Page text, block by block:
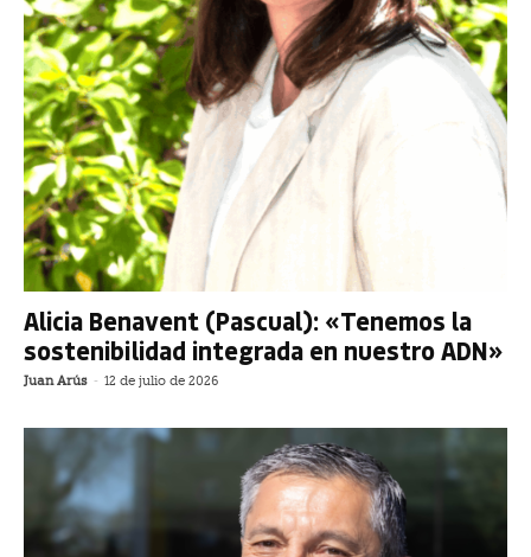
Alicia Benavent (Pascual): «Tenemos la
sostenibilidad integrada en nuestro ADN»
Juan Arús - 12 de julio de 2026